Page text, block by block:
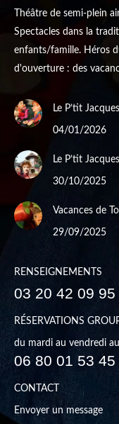
Théâtre de semi-plein
Spectacles dans la
enfants/famille. Héros
d'ouverture : des
Le P’tit
04/01/2026
Le P’tit
30/10/2025
Vacances de
29/09/2025
RENSEIGNEMENTS
03 20 42 09 95
RÉSERVATIONS
du mardi au vendredi au
06 80 01 53 45
CONTACT
Envoyer un message